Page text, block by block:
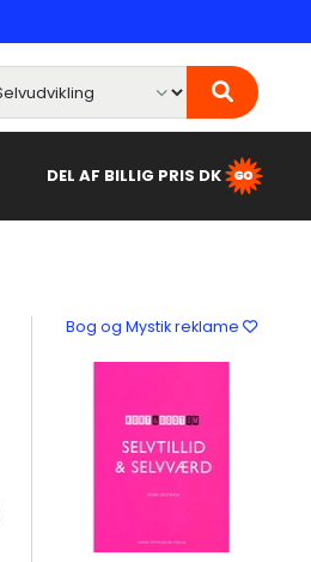
DEL AF BILLIG PRIS DK
Bog og Mystik reklame